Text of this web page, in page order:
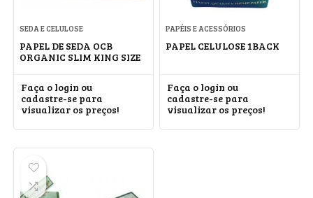
SEDA E CELULOSE
PAPEL DE SEDA OCB
ORGANIC SLIM KING SIZE
Faça o login ou
cadastre-se para
visualizar os preços!
PAPÉIS E ACESSÓRIOS
PAPEL CELULOSE 1BACK
Faça o login ou
cadastre-se para
visualizar os preços!